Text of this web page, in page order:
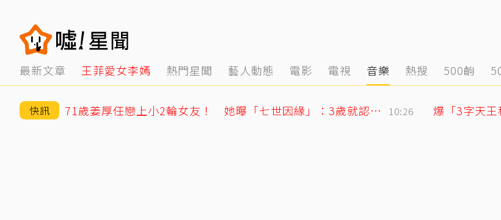
最新文章 王菲愛女李嫣 熱門星聞 藝人動態 電影 電視 音樂 熱搜 500齣
快訊 71歲姜厚任戀上小2輪女友！ 她曝「七世因緣」：3歲就認定是他 10:26 爆「3字天王